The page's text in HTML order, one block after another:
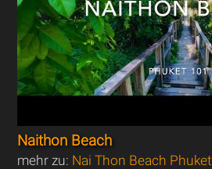
Naithon Beach
mehr zu: Nai Thon Beach Phuket